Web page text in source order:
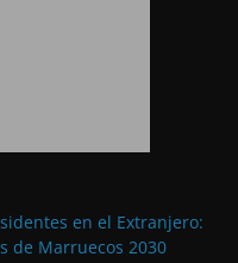
en el Extranjero:
de Marruecos 2030